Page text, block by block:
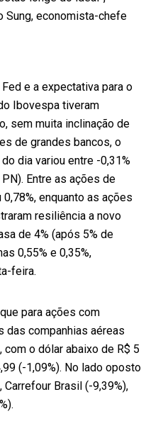
Sung, economista-chefe
e a expectativa para o
Ibovespa tiveram
sem muita inclinação de
de grandes bancos, o
dia variou entre -0,31%
Entre as ações de
enquanto as ações
resiliência a novo
de 4% (após 5% de
0,55% e 0,35%,
feira.
para ações com
das companhias aéreas
com o dólar abaixo de R$ 5
(-1,09%). No lado oposto
Brasil (-9,39%),